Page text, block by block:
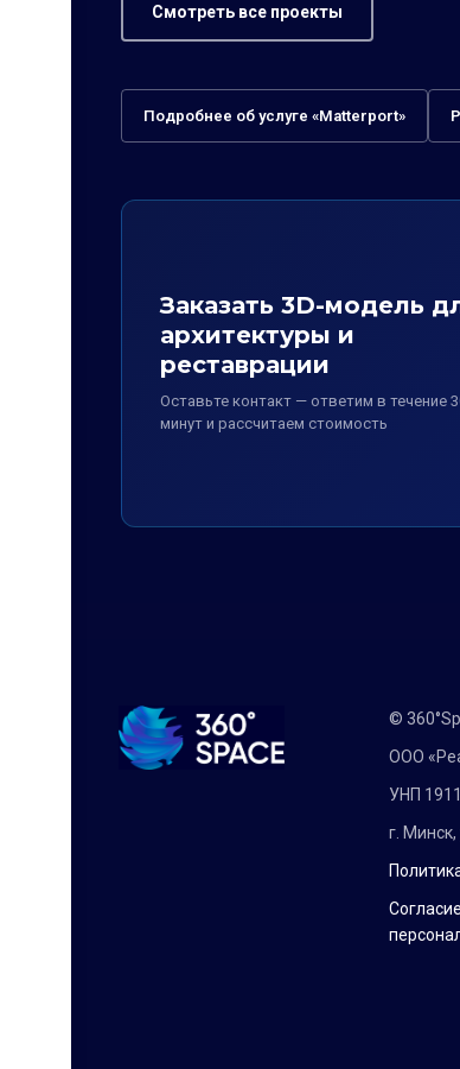
Смотреть все проекты
Подробнее об услуге «Matterport»
Заказать 3D-модель
архитектуры и
реставрации
Оставьте контакт — ответим в течение
минут и рассчитаем стоимость
©
ООО
УНП
г.